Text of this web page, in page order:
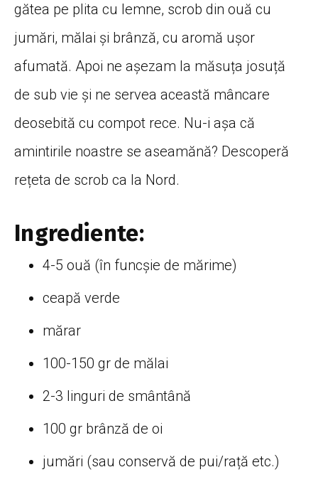
gătea pe plita cu lemne, scrob din ouă cu
jumări, mălai și brânză, cu aromă ușor
afumată. Apoi ne așezam la măsuța josuță
de sub vie și ne servea această mâncare
deosebită cu compot rece. Nu-i așa că
amintirile noastre se aseamănă? Descoperă
rețeta de scrob ca la Nord.
Ingrediente:
4-5 ouă (în funcșie de mărime)
ceapă verde
mărar
100-150 gr de mălai
2-3 linguri de smântână
100 gr brânză de oi
jumări (sau conservă de pui/rață etc.)